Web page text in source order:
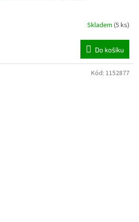
Skladem (5 ks)
Do košíku
Kód: 1152877